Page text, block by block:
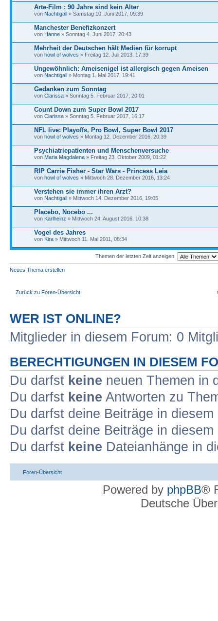
Arte-Film : 90 Jahre sind kein Alter
von Nachtigall » Samstag 10. Juni 2017, 09:39
Manchester Benefizkonzert
von Hanne » Sonntag 4. Juni 2017, 20:43
Mehrheit der Deutschen hält Medien für korrupt
von howl of wolves » Freitag 12. Juli 2013, 17:39
Ungewöhnlich: Ameisenigel ist allergisch gegen Ameisen
von Nachtigall » Montag 1. Mai 2017, 19:41
Gedanken zum Sonntag
von Clarissa » Sonntag 5. Februar 2017, 20:01
Count Down zum Super Bowl 2017
von Clarissa » Sonntag 5. Februar 2017, 16:17
NFL live: Playoffs, Pro Bowl, Super Bowl 2017
von howl of wolves » Montag 12. Dezember 2016, 20:39
Psychiatriepatienten und Menschenversuche
von Maria Magdalena » Freitag 23. Oktober 2009, 01:22
RIP Carrie Fisher - Star Wars - Princess Leia
von howl of wolves » Mittwoch 28. Dezember 2016, 13:24
Verstehen sie immer ihren Arzt?
von Nachtigall » Mittwoch 14. Dezember 2016, 19:05
Placebo, Nocebo ...
von Karlheinz » Mittwoch 24. August 2016, 10:38
Vogel des Jahres
von Kira » Mittwoch 11. Mai 2011, 08:34
Themen der letzten Zeit anzeigen:
Neues Thema erstellen
Zurück zu Foren-Übersicht
WER IST ONLINE?
Mitglieder in diesem Forum: 0
BERECHTIGUNGEN IN DIESEM
Du darfst keine neuen Themen in
Du darfst keine Antworten zu
Du darfst deine Beiträge in
Du darfst deine Beiträge in
Du darfst keine Dateianhänge in
Foren-Übersicht
Powered by phpBB®
Deutsche